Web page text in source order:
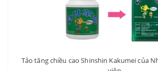
Tảo tăng chiều cao Shinshin Kakumei của